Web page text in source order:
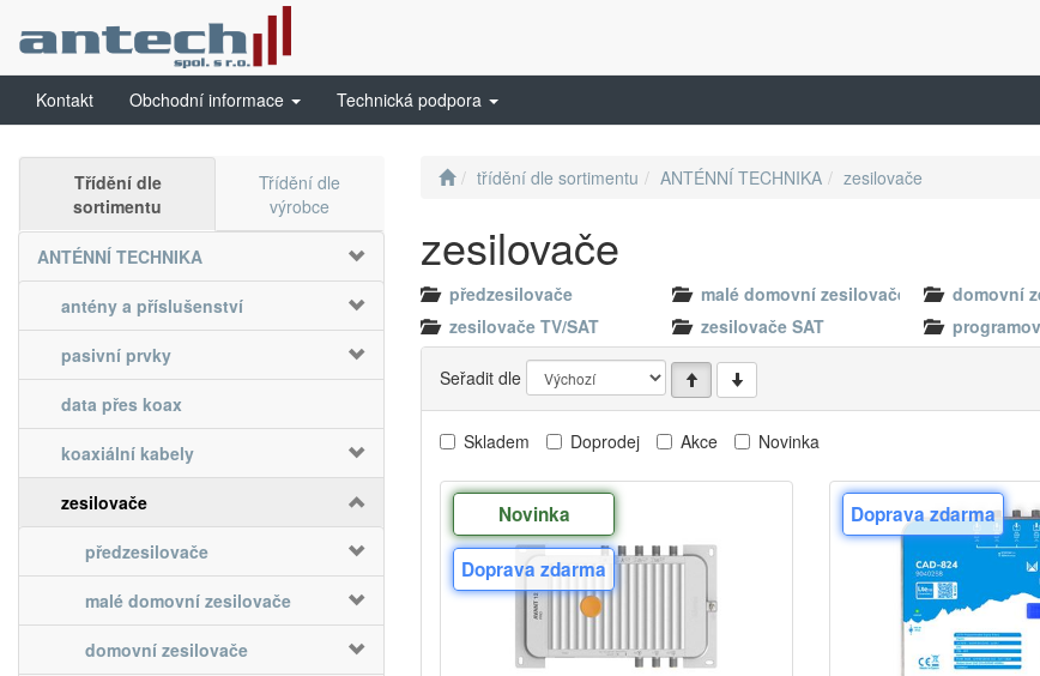
Kontakt Obchodní informace Technická podpora
Třídění dle
sortimentu
Třídění dle
výrobce
ANTÉNNÍ TECHNIKA
antény a příslušenství
pasivní prvky
data přes koax
koaxiální kabely
zesilovače
předzesilovače
malé domovní zesilovače
domovní zesilovače
třídění dle sortimentu ANTÉNNÍ TECHNIKA zesilovače
zesilovače
předzesilovače malé domovní zesilovače domovní
zesilovače TV/SAT
zesilovače SAT
Seřadit dle
Skladem Doprodej Akce Novinka
Novinka
Doprava zdarma
Doprava zdarma